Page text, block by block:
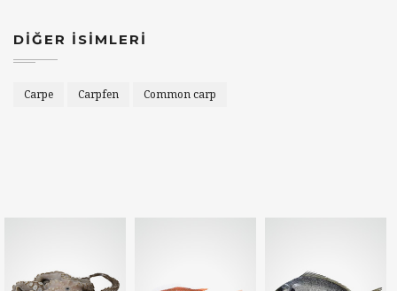
DİĞER İSİMLERİ
Carpe Carpfen Common carp